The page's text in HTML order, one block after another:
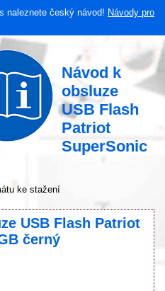
naleznete český návod! Návody pro
Návod k
obsluze
USB Flash
Patriot
SuperSonic
ke stažení
USB Flash Patriot
černý